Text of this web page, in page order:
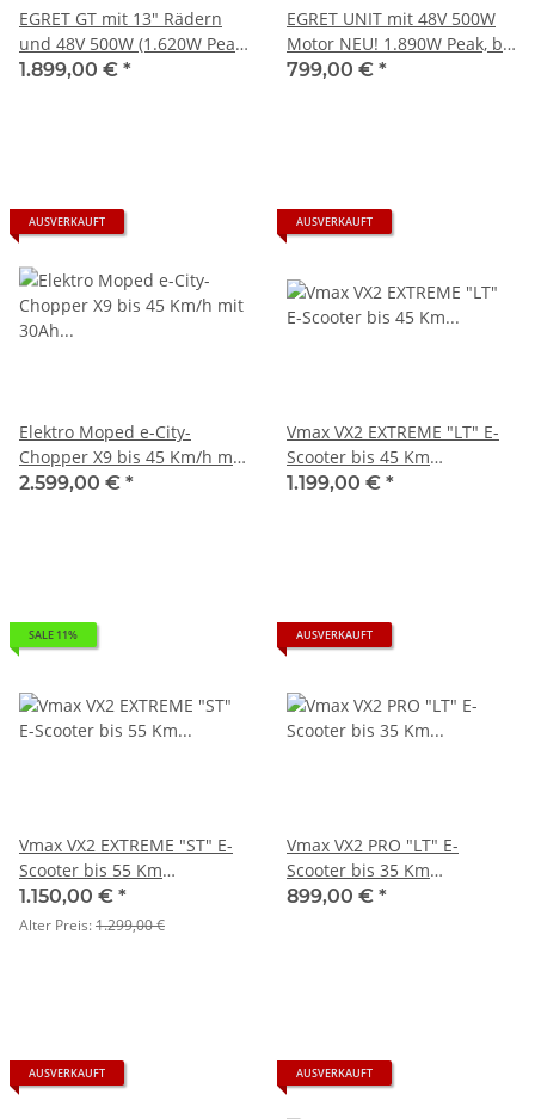
EGRET GT mit 13" Rädern
und 48V 500W (1.620W Peak)
Motor Graphitgrau, 20Ah -
1.899,00 € *
EGRET UNIT mit 48V 500W
Motor NEU! 1.890W Peak, bis
100 Km, vollgefedert, mit
799,00 € *
AUSVERKAUFT
Elektro Moped e-City-
Chopper X9 bis 45 Km/h mit
30Ah Li-Ion Akku schwarz!
2.599,00 € *
AUSVERKAUFT
Vmax VX2 EXTREME "LT" E-
Scooter bis 45 Km
*Reichweite 1.600W max,
1.199,00 € *
SALE 11%
Vmax VX2 EXTREME "ST" E-
Scooter bis 55 Km
*Reichweite 1.600W max,
bis 150 Kg
1.150,00 € *
Alter Preis:1.299,00 €
AUSVERKAUFT
Vmax VX2 PRO "LT" E-
Scooter bis 35 Km
*Reichweite 1.200W max.,
899,00 € *
AUSVERKAUFT AUSVERKAUFT